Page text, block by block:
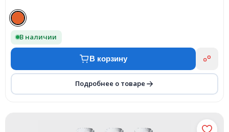
В наличии
В корзину
Подробнее о товаре